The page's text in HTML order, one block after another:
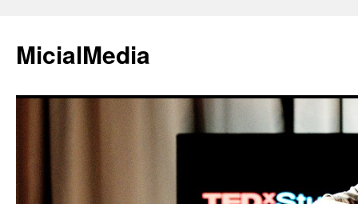
MicialMedia